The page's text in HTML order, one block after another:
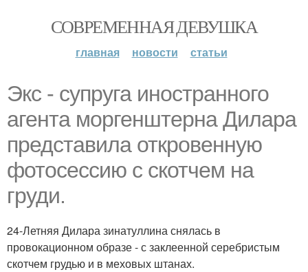
СОВРЕМЕННАЯ ДЕВУШКА
главная новости статьи
Экс - супруга иностранного
агента моргенштерна Дилара
представила откровенную
фотосессию с скотчем на
груди.
24-Летняя Дилара зинатуллина снялась в
провокационном образе - с заклеенной серебристым
скотчем грудью и в меховых штанах.